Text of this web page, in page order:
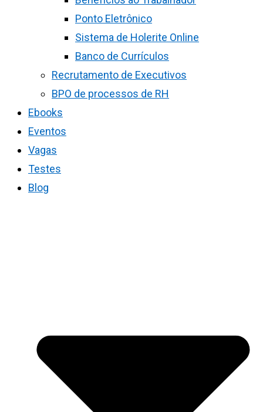
Ponto Eletrônico
Sistema de Holerite Online
Banco de Currículos
Recrutamento de Executivos
BPO de processos de RH
Ebooks
Eventos
Vagas
Testes
Blog